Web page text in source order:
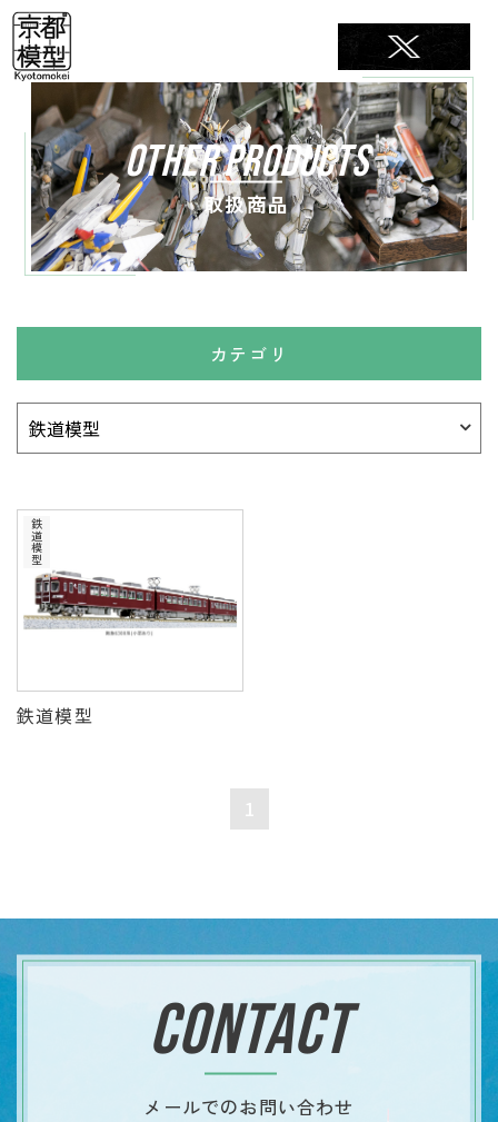
OTHER PRODUCTS
取扱商品
カテゴリ
鉄道模型
鉄道模型
1
CONTACT
メールでのお問い合わせ